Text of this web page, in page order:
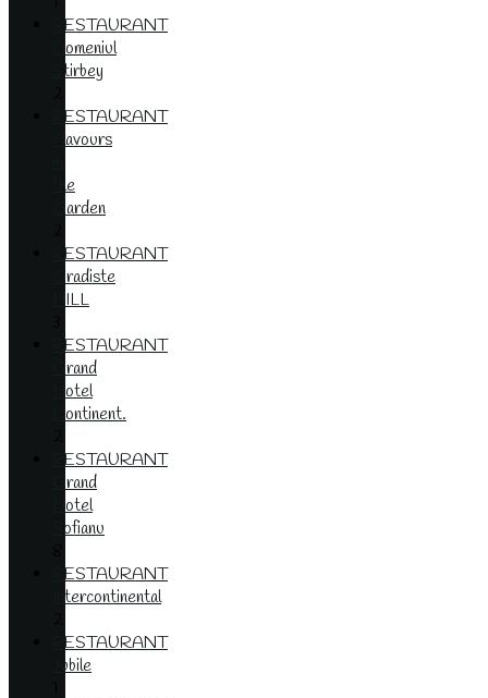
RESTAURANT
Domeniul
Stirbey
RESTAURANT
Flavours
the
Garden
RESTAURANT
Gradiste
HILL
RESTAURANT
Grand
Hotel
Continent.
RESTAURANT
Grand
Hotel
Sofianu
RESTAURANT
Intercontinental
RESTAURANT
Jubile